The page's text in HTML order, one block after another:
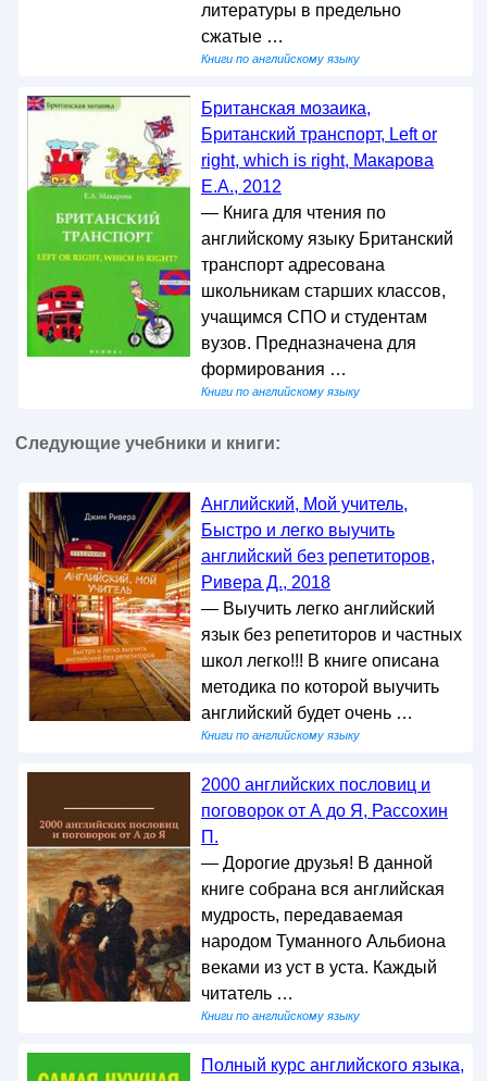
литературы в предельно
сжатые …
Книги по английскому языку
Британская мозаика,
Британский транспорт, Left or
right, which is right, Макарова
Е.А., 2012
— Книга для чтения по
английскому языку Британский
транспорт адресована
школьникам старших классов,
учащимся СПО и студентам
вузов. Предназначена для
формирования …
Книги по английскому языку
Следующие учебники и книги:
Английский, Мой учитель,
Быстро и легко выучить
английский без репетиторов,
Ривера Д., 2018
— Выучить легко английский
язык без репетиторов и частных
школ легко!!! В книге описана
методика по которой выучить
английский будет очень …
Книги по английскому языку
2000 английских пословиц и
поговорок от А до Я, Рассохин
П.
— Дорогие друзья! В данной
книге собрана вся английская
мудрость, передаваемая
народом Туманного Альбиона
веками из уст в уста. Каждый
читатель …
Книги по английскому языку
Полный курс английского языка,